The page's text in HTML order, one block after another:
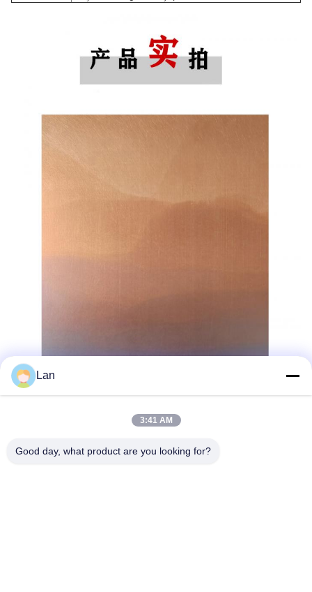
Lan
3:41 AM
Good day, what product are you looking for?